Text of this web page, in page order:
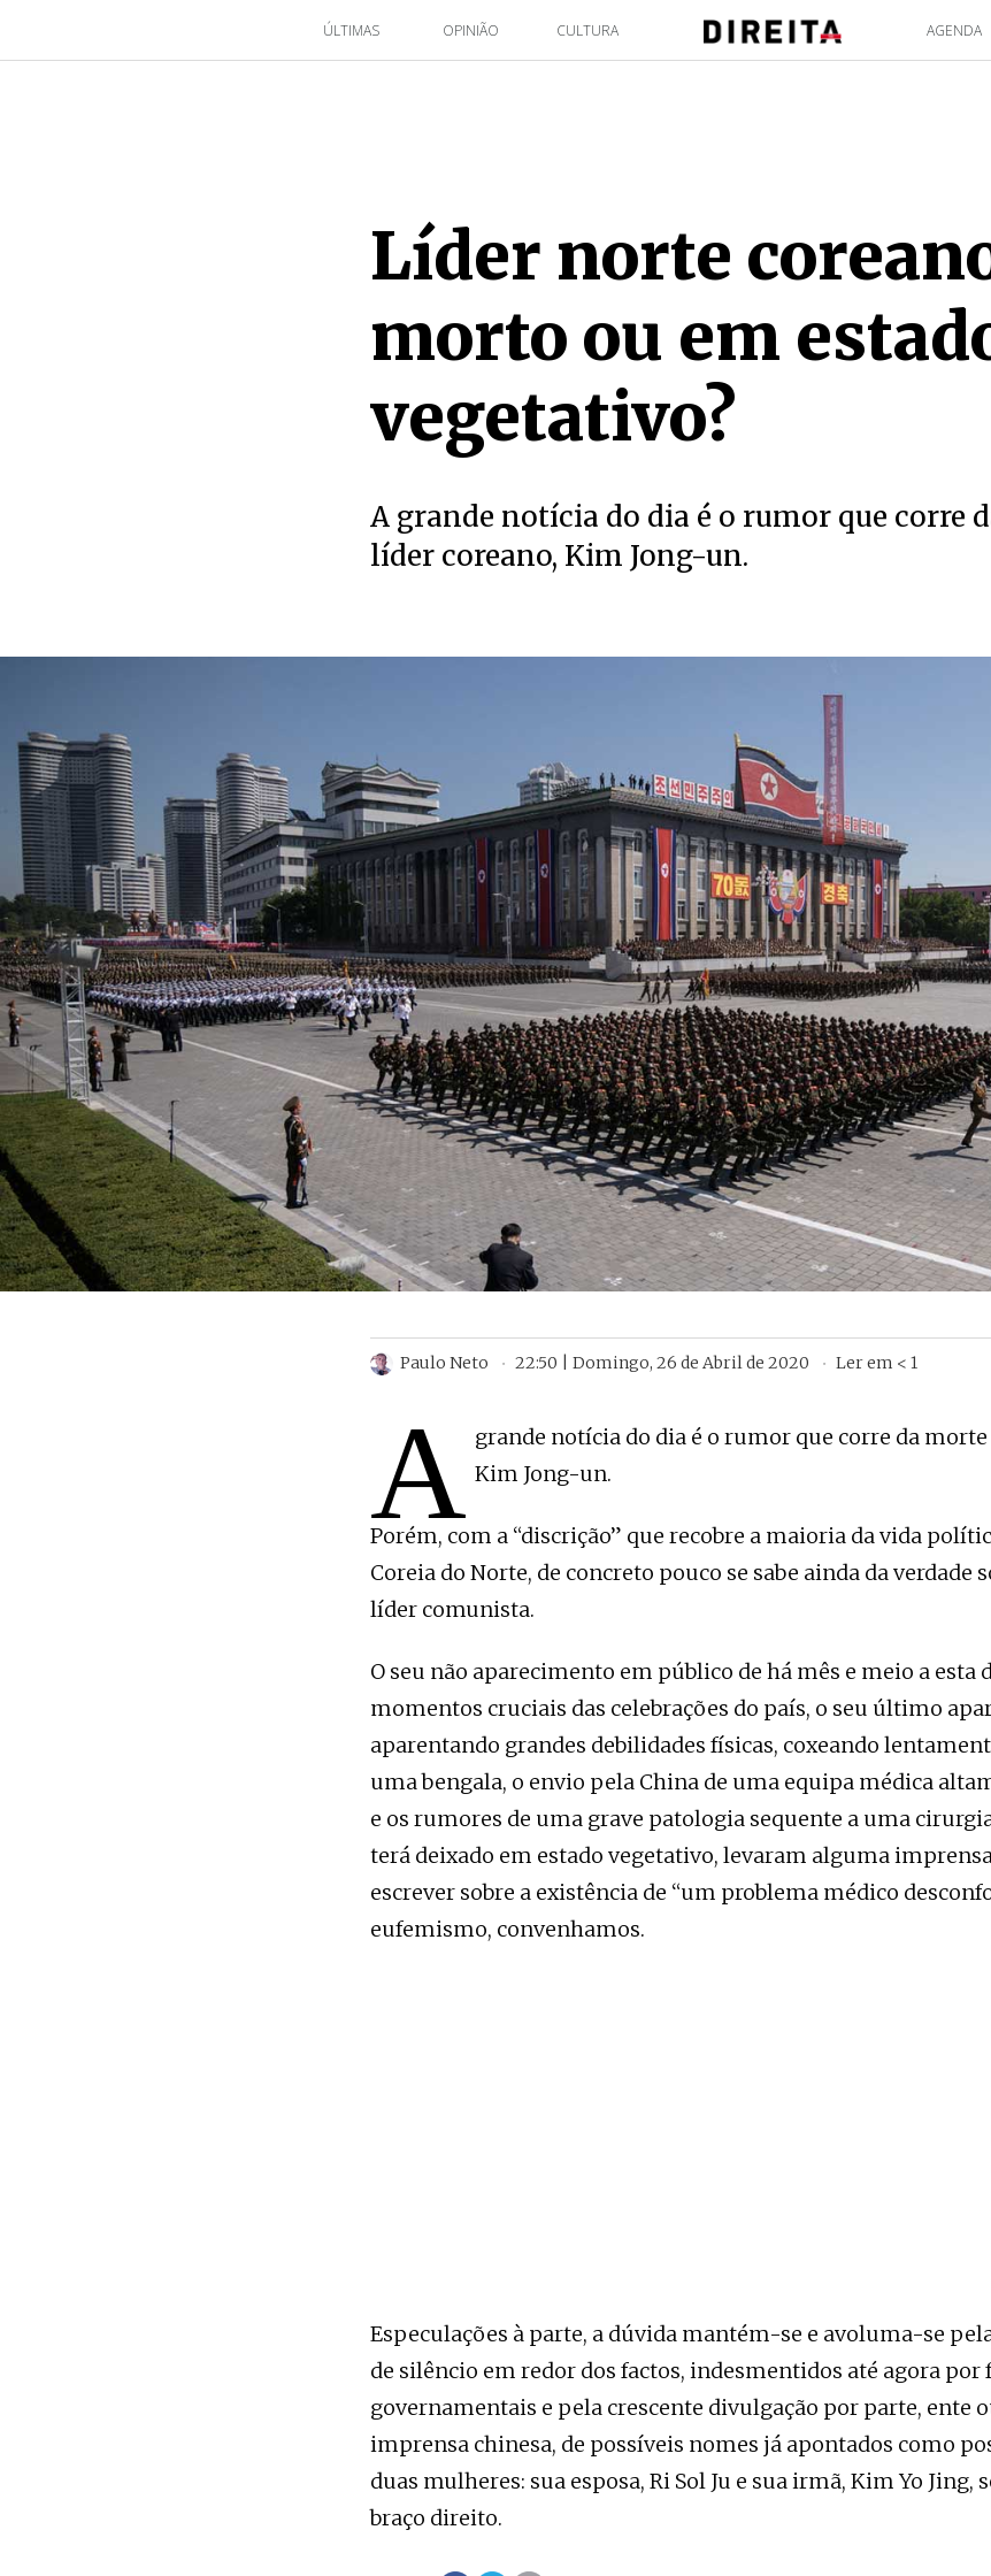
ÚLTIMAS OPINIÃO CULTURA AGENDA
Líder norte
morto ou em
vegetativo?
A grande notícia do dia é o rumor que corre
líder coreano, Kim Jong-un.
Paulo Neto 22:50 | Domingo, 26 de Abril de 2020 Ler em < 1
A grande notícia do dia é o rumor que corre da
Kim Jong-un.
Porém, com a “discrição” que recobre a maioria da vida
Coreia do Norte, de concreto pouco se sabe ainda da verdade
líder comunista.
O seu não aparecimento em público de há mês e meio a esta
momentos cruciais das celebrações do país, o seu último
aparentando grandes debilidades físicas, coxeando
uma bengala, o envio pela China de uma equipa médica
e os rumores de uma grave patologia sequente a uma
terá deixado em estado vegetativo, levaram alguma
escrever sobre a existência de “um problema médico
eufemismo, convenhamos.
Especulações à parte, a dúvida mantém-se e avoluma-se
de silêncio em redor dos factos, indesmentidos até agora por
governamentais e pela crescente divulgação por parte, ente
imprensa chinesa, de possíveis nomes já apontados como
duas mulheres: sua esposa, Ri Sol Ju e sua irmã, Kim Yo Jing,
braço direito.